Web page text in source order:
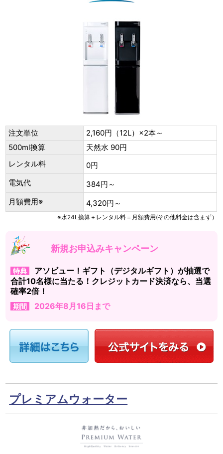
注文単位
2,160円（12L）×2本～
500ml換算
天然水 90円
レンタル料
0円
電気代
384円～
月額費用※
4,320円～
※水24L換算＋レンタル料＝月額費用(その他料金は含まず）
新規お申込みキャンペーン
特典
アソビュー！ギフト（デジタルギフト）が抽選で
合計10名様に当たる！クレジットカード決済なら、当選
確率2倍！
期間 2026年8月16日まで
プレミアムウォーター